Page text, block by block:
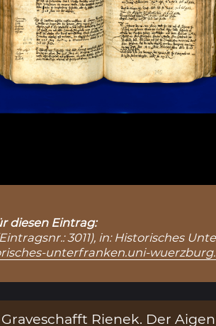
diesen Eintrag:
(Eintragsnr.: 3011), in:
unterfranken.uni-
Rienek. Der